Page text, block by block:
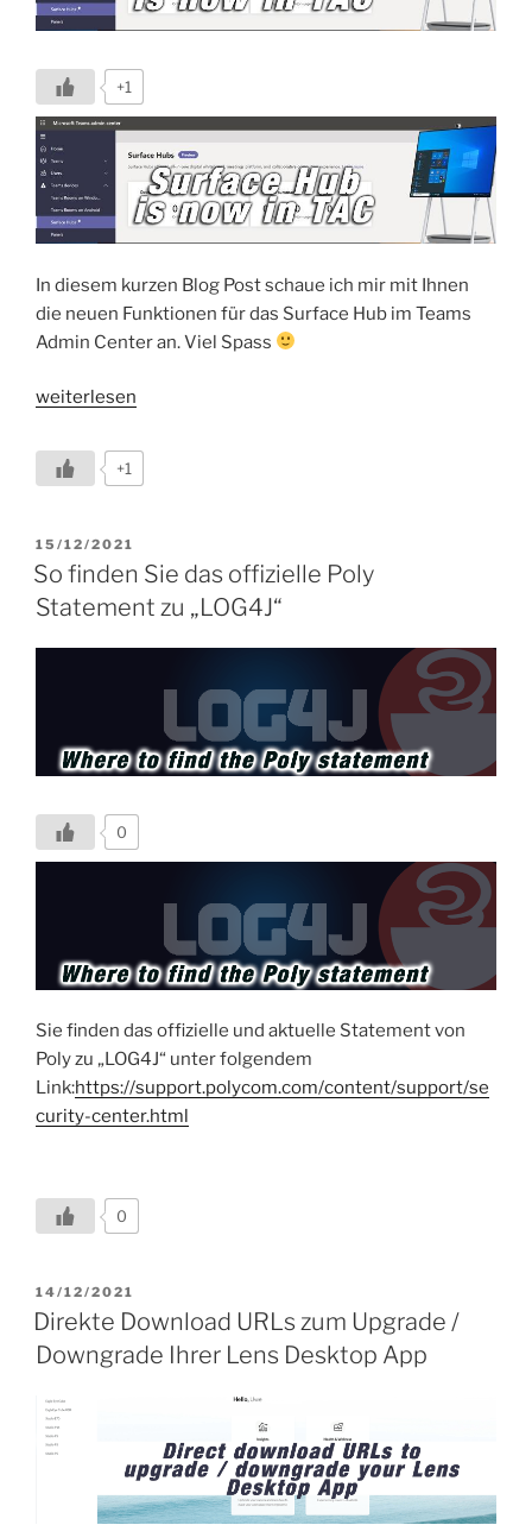
verfügbar“
+1
In diesem kurzen Blog Post schaue ich mir mit Ihnen
die neuen Funktionen für das Surface Hub im Teams
Admin Center an. Viel Spass
„Preview
Surface
Hubs
Microsoft
Teams
Admin
Center“
weiterlesen
+1
VERÖFFENTLICHT
AM
15/12/2021
So finden Sie das offizielle Poly
Statement zu „LOG4J“
0
Sie finden das offizielle und aktuelle Statement von
Poly zu „LOG4J“ unter folgendem
Link:https://support.polycom.com/content/support/se
curity-center.html
0
VERÖFFENTLICHT
AM
14/12/2021
Direkte Download URLs zum Upgrade /
Downgrade Ihrer Lens Desktop App